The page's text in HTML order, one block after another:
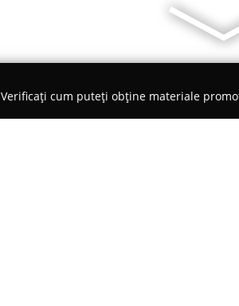
Verificați cum puteți obține materiale